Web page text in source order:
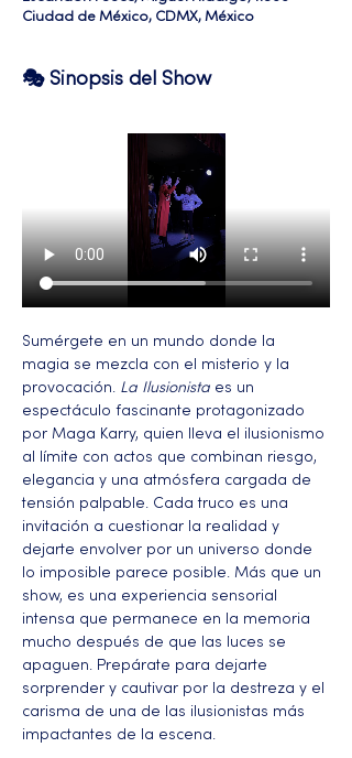
Ciudad de México, CDMX, México
🎭 Sinopsis del Show
Sumérgete en un mundo donde la
magia se mezcla con el misterio y la
provocación. La Ilusionista es un
espectáculo fascinante protagonizado
por Maga Karry, quien lleva el ilusionismo
al límite con actos que combinan riesgo,
elegancia y una atmósfera cargada de
tensión palpable. Cada truco es una
invitación a cuestionar la realidad y
dejarte envolver por un universo donde
lo imposible parece posible. Más que un
show, es una experiencia sensorial
intensa que permanece en la memoria
mucho después de que las luces se
apaguen. Prepárate para dejarte
sorprender y cautivar por la destreza y el
carisma de una de las ilusionistas más
impactantes de la escena.